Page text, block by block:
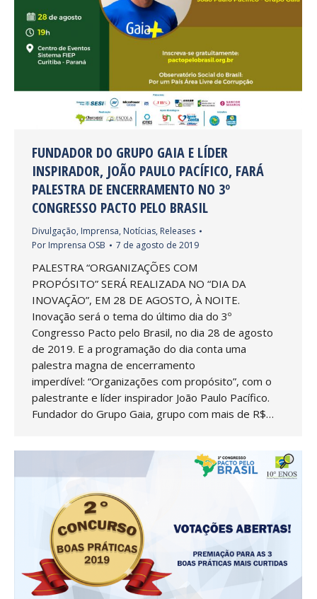
FUNDADOR DO GRUPO GAIA E LÍDER
INSPIRADOR, JOÃO PAULO PACÍFICO, FARÁ
PALESTRA DE ENCERRAMENTO NO 3º
CONGRESSO PACTO PELO BRASIL
Divulgação, Imprensa, Notícias, Releases
Por Imprensa OSB 7 de agosto de 2019
PALESTRA “ORGANIZAÇÕES COM
PROPÓSITO” SERÁ REALIZADA NO “DIA DA
INOVAÇÃO”, EM 28 DE AGOSTO, À NOITE.
Inovação será o tema do último dia do 3º
Congresso Pacto pelo Brasil, no dia 28 de agosto
de 2019. E a programação do dia conta uma
palestra magna de encerramento
imperdível: “Organizações com propósito”, com o
palestrante e líder inspirador João Paulo Pacífico.
Fundador do Grupo Gaia, grupo com mais de R$…